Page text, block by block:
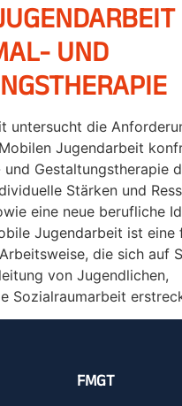
UND
untersucht die
Jugendarbeit
Gestaltungstherapie
Stärken und
eine neue berufliche
Jugendarbeit ist eine
die sich auf
von Jugendlichen,
Sozialraumarbeit
FMGT